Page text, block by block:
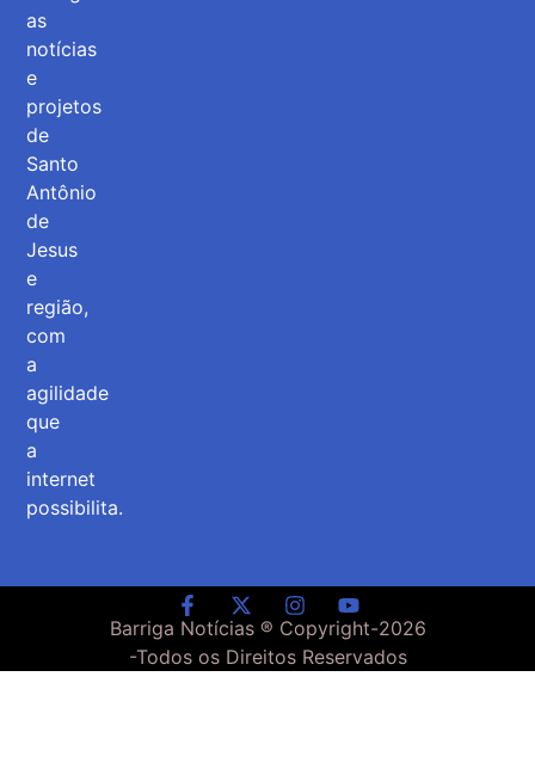
as
notícias
e
projetos
de
Santo
Antônio
de
Jesus
e
região,
com
a
agilidade
que
a
internet
possibilita.
Barriga Notícias ® Copyright-2026
-Todos os Direitos Reservados